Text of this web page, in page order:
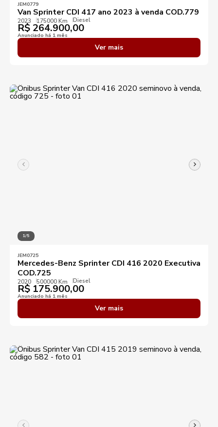
JEM0779
Van Sprinter CDI 417 ano 2023 à venda COD.779
2023 175000 Km Diesel
R$ 264.900,00
Anunciado há 1 mês
Ver mais
1/5
JEM0725
Mercedes-Benz Sprinter CDI 416 2020 Executiva
COD.725
2020 500000 Km Diesel
R$ 175.900,00
Anunciado há 1 mês
Ver mais